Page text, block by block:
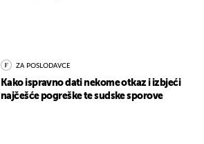
ZA POSLODAVCE
Kako ispravno dati nekome otkaz i izbjeći
najčešće pogreške te sudske sporove